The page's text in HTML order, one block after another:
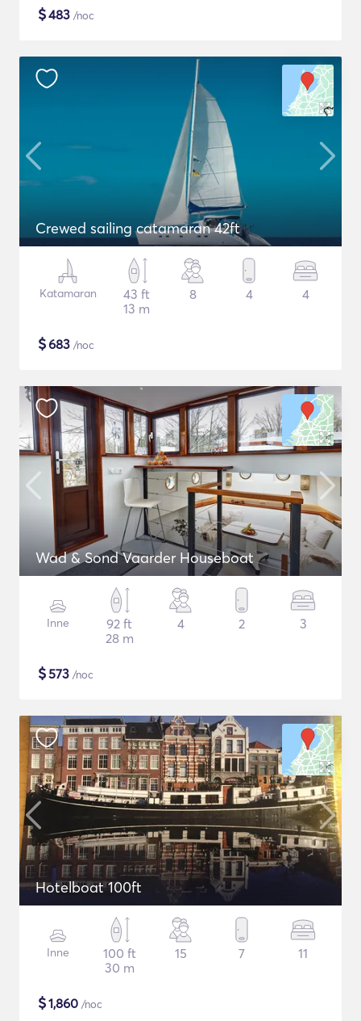
$483 /noc
Crewed sailing catamaran 42ft
Katamaran
43 ft
13 m
8 4 4
$683 /noc
Wad & Sond Vaarder Houseboat
Inne
92 ft
28 m
4 2 3
$573 /noc
Hotelboat 100ft
Inne
100 ft
30 m
15 7 11
$1,860 /noc